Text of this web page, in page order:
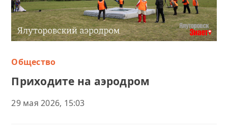
Общество
Приходите на аэродром
29 мая 2026, 15:03